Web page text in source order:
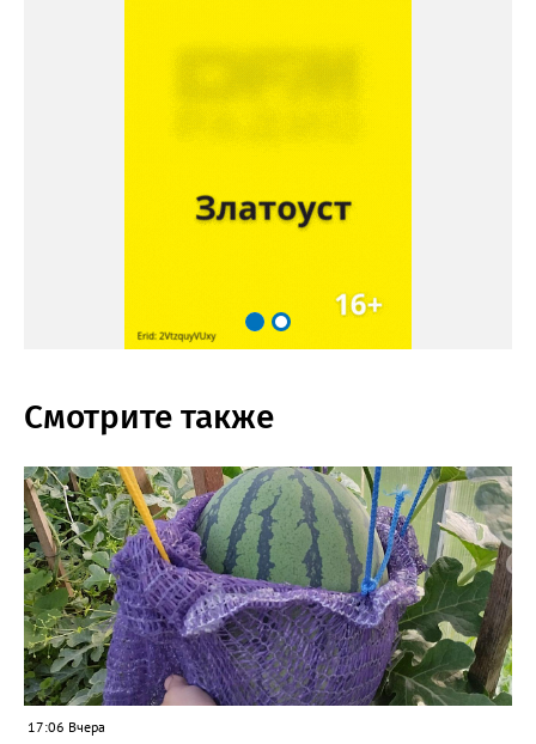
Смотрите также
17:06 Вчера